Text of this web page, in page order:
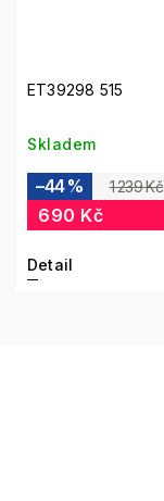
ET39298 515
Skladem
1 239 Kč
–44 %
690 Kč
Detail